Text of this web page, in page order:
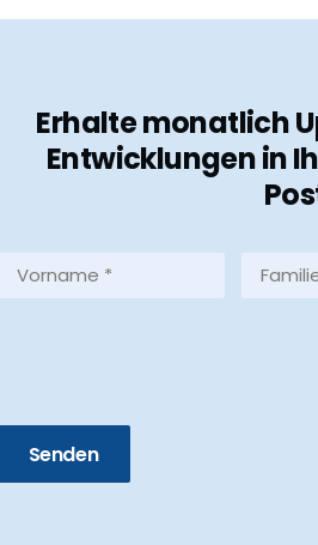
Erhalte monatlich
Entwicklungen in